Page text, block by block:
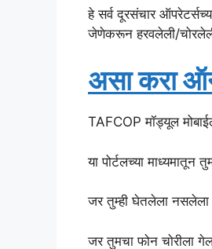
हे सर्व दूरसंचार
जेणेकरून हरवलेली/
असा करा
TAFCOP मॉड्यूल
या पोर्टलच्या माध्यमातून
जर तुम्ही घेतलेला
जर तुमचा फोन चोरीला